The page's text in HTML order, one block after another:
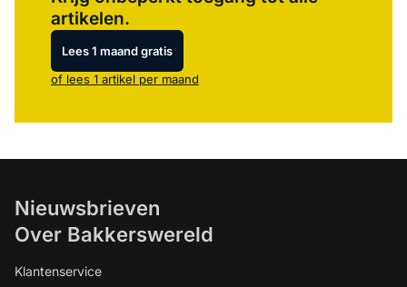
artikelen.
Lees 1 maand gratis
of lees 1 artikel per maand
Nieuwsbrieven
Over Bakkerswereld
Klantenservice